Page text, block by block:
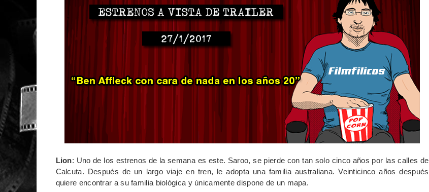
Lion: Uno de los estrenos de la semana es este. Saroo, se pierde con tan solo cinco años por las calles de
Calcuta. Después de un largo viaje en tren, le adopta una familia australiana. Veinticinco años después
quiere encontrar a su familia biológica y únicamente dispone de un mapa.